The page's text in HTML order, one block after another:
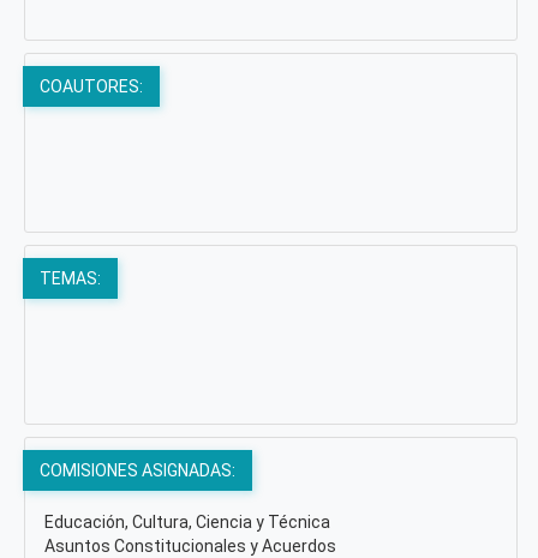
COAUTORES:
TEMAS:
COMISIONES ASIGNADAS:
Educación, Cultura, Ciencia y Técnica
Asuntos Constitucionales y Acuerdos